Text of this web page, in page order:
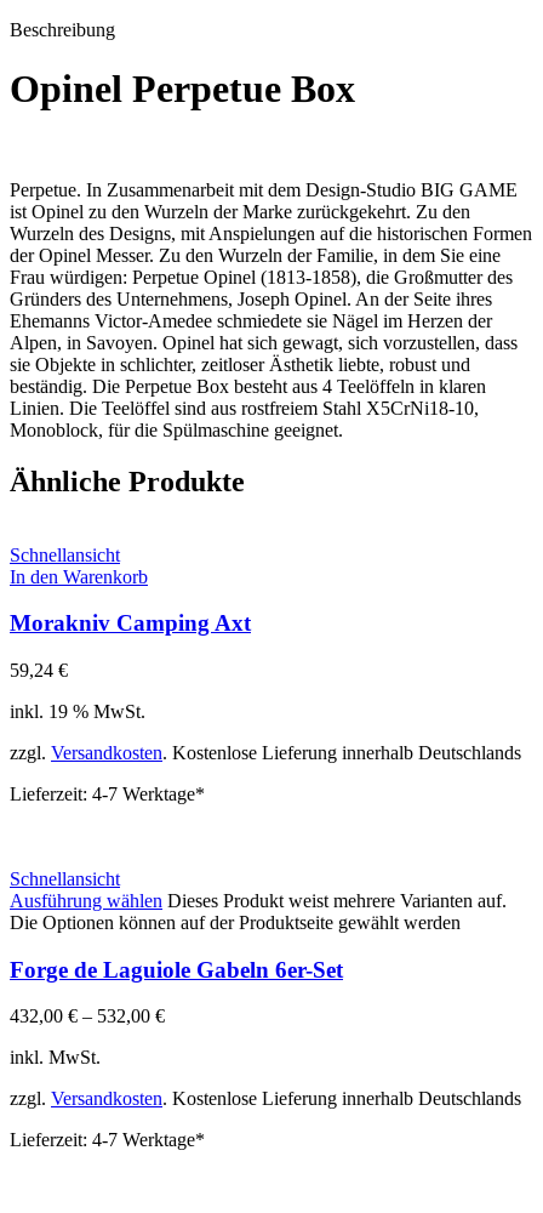
Beschreibung
Opinel Perpetue Box
Perpetue. In Zusammenarbeit mit dem Design-Studio BIG GAME
ist Opinel zu den Wurzeln der Marke zurückgekehrt. Zu den
Wurzeln des Designs, mit Anspielungen auf die historischen Formen
der Opinel Messer. Zu den Wurzeln der Familie, in dem Sie eine
Frau würdigen: Perpetue Opinel (1813-1858), die Großmutter des
Gründers des Unternehmens, Joseph Opinel. An der Seite ihres
Ehemanns Victor-Amedee schmiedete sie Nägel im Herzen der
Alpen, in Savoyen. Opinel hat sich gewagt, sich vorzustellen, dass
sie Objekte in schlichter, zeitloser Ästhetik liebte, robust und
beständig. Die Perpetue Box besteht aus 4 Teelöffeln in klaren
Linien. Die Teelöffel sind aus rostfreiem Stahl X5CrNi18-10,
Monoblock, für die Spülmaschine geeignet.
Ähnliche Produkte
Schnellansicht
In den Warenkorb
Morakniv Camping Axt
59,24 €
inkl. 19 % MwSt.
zzgl. Versandkosten. Kostenlose Lieferung innerhalb Deutschlands
Lieferzeit: 4-7 Werktage*
Schnellansicht
Ausführung wählen Dieses Produkt weist mehrere Varianten auf.
Die Optionen können auf der Produktseite gewählt werden
Forge de Laguiole Gabeln 6er-Set
432,00 € – 532,00 €
inkl. MwSt.
zzgl. Versandkosten. Kostenlose Lieferung innerhalb Deutschlands
Lieferzeit: 4-7 Werktage*